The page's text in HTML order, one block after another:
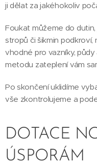
ji dělat za jakéhokoliv
Foukat můžeme do
stropů či šikmin
vhodné pro vazníky,
metodu zateplení vám
Po skončení uklidíme
vše zkontrolujeme a
DOTACE
ÚSPORÁM